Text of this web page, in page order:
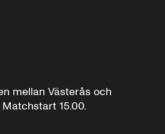
mellan Västerås och
15.00.